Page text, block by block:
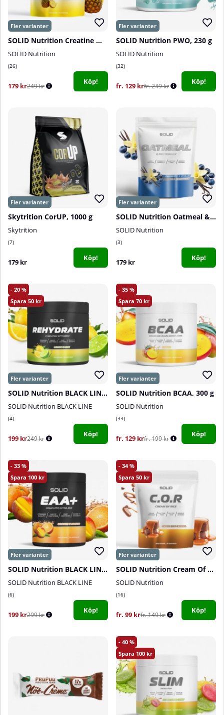
SOLID Nutrition Creatine Monohydrate, 400 g
SOLID Nutrition
26
179 kr249 kr
Köp!
SOLID Nutrition PWO, 230 g
SOLID Nutrition
32
fr. 129 krfr. 249 kr
Köp!
Skytrition CorUP, 1000 g
Skytrition
7
179 kr Köp!
SOLID Nutrition Oatmeal & Protein Mix, 750 g
SOLID Nutrition
3
179 kr Köp!
20
50
SOLID Nutrition BLACK LINE Rehydrate, 270 g
SOLID Nutrition BLACK LINE
4
199 kr249 kr
Köp!
35
70
SOLID Nutrition BCAA, 300 g
SOLID Nutrition
33
fr. 129 krfr. 199 kr
Köp!
33
100
SOLID Nutrition BLACK LINE EAA+, 440 g
SOLID Nutrition BLACK LINE
6
199 kr299 kr
Köp!
34
50
SOLID Nutrition Cream Of Rice, 1 kg
SOLID Nutrition
16
fr. 99 krfr. 149 kr
Köp!
40
100